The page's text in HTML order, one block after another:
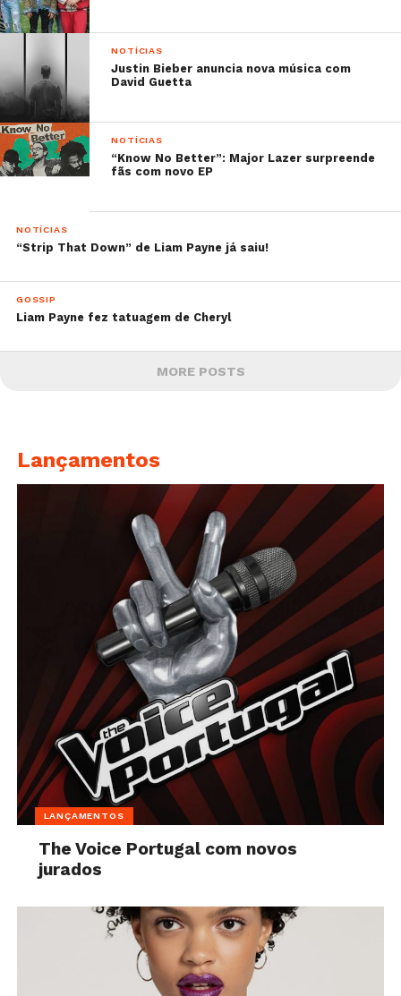
NOTÍCIAS
Justin Bieber anuncia nova música com
David Guetta
NOTÍCIAS
“Know No Better”: Major Lazer surpreende
fãs com novo EP
NOTÍCIAS
“Strip That Down” de Liam Payne já saiu!
GOSSIP
Liam Payne fez tatuagem de Cheryl
MORE POSTS
Lançamentos
LANÇAMENTOS
The Voice Portugal com novos
jurados